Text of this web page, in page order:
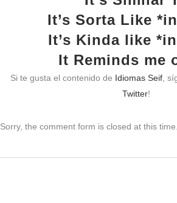
It’s Sorta Like
It’s Kinda like
It Reminds me
Si te gusta el contenido de Idiomas Seif ,
Twitter!
Sorry, the comment form is closed at this time.